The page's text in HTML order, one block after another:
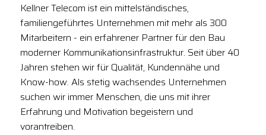
Kellner Telecom ist ein mittelständisches,
familiengeführtes Unternehmen mit mehr als 300
Mitarbeitern - ein erfahrener Partner für den Bau
moderner Kommunikationsinfrastruktur. Seit über 40
Jahren stehen wir für Qualität, Kundennähe und
Know-how. Als stetig wachsendes Unternehmen
suchen wir immer Menschen, die uns mit ihrer
Erfahrung und Motivation begeistern und
vorantreiben.